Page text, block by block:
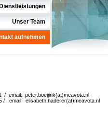
Dienstleistungen
Unser Team
aufnehmen
email: peter.boeijink(at)meavota.nl
/ email: elisabeth.haderer(at)meavota.nl